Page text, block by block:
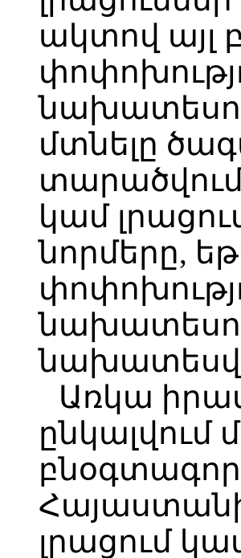
ակտով այլ
մտնելը
տարածվում
կամ
նորմերը,
Առկա
լրացում